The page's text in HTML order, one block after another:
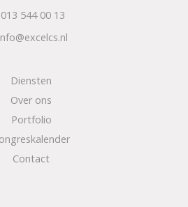
013 544 00 13
Diensten
Over ons
Portfolio
Contact